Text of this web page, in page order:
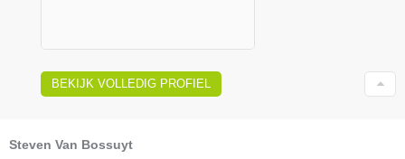
BEKIJK VOLLEDIG PROFIEL
Steven Van Bossuyt